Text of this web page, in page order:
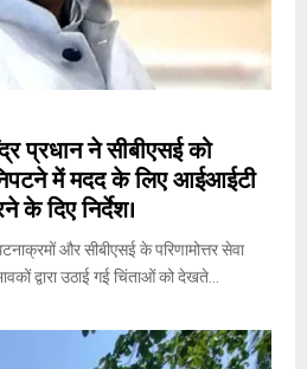
प्रधान ने सीबीएसई को
में मदद के लिए आईआईटी
के दिए निर्देश।
और सीबीएसई के परिणामोत्तर सेवा
द्वारा उठाई गई चिंताओं को देखते...